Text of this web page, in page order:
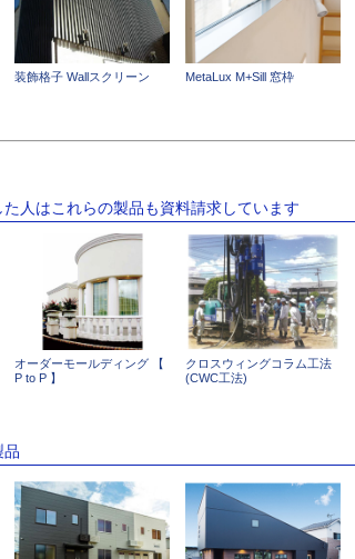
装飾格子 Wallスクリーン MetaLux M+Sill 窓枠
人はこれらの製品も資料請求しています
オーダーモールディング 【
P to P 】
クロスウィングコラム工法
(CWC工法)
品